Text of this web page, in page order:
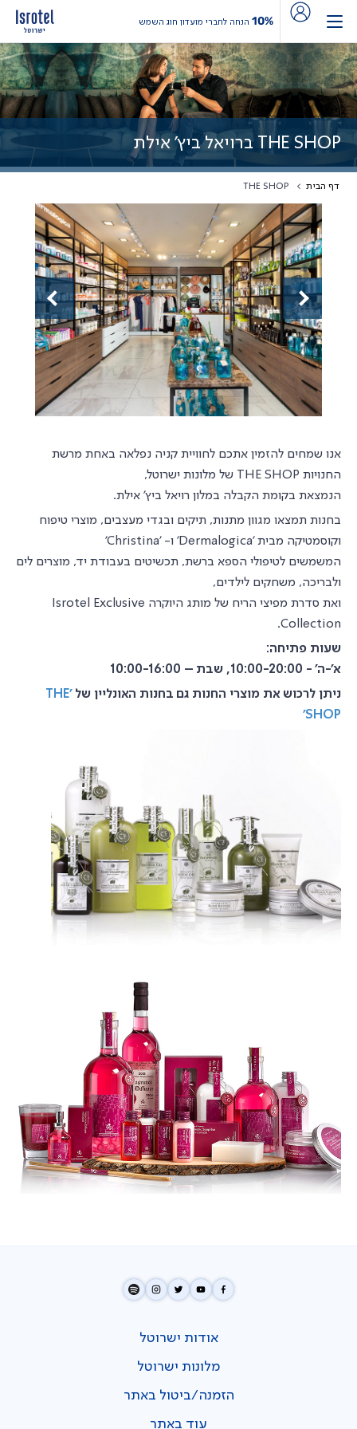
10% הנחה לחברי מועדון חוג השמש
THE SHOP ברויאל ביץ' אילת
דף הבית THE SHOP
Previous Next
אנו שמחים להזמין אתכם לחוויית קניה נפלאה באחת מרשת
החנויות THE SHOP של מלונות ישרוטל,
הנמצאת בקומת הקבלה במלון רויאל ביץ' אילת.
בחנות תמצאו מגוון מתנות, תיקים ובגדי מעצבים, מוצרי טיפוח
וקוסמטיקה מבית 'Dermalogica' ו- 'Christina'
המשמשים לטיפולי הספא ברשת, תכשיטים בעבודת יד, מוצרים לים
ולבריכה, משחקים לילדים,
ואת סדרת מפיצי הריח של מותג היוקרה Isrotel Exclusive
Collection.
שעות פתיחה:
א'-ה' - 10:00-20:00, שבת – 10:00-16:00
ניתן לרכוש את מוצרי החנות גם בחנות האונליין של 'THE
SHOP'
אודות ישרוטל
מלונות ישרוטל
הזמנה/ביטול באתר
עוד באתר